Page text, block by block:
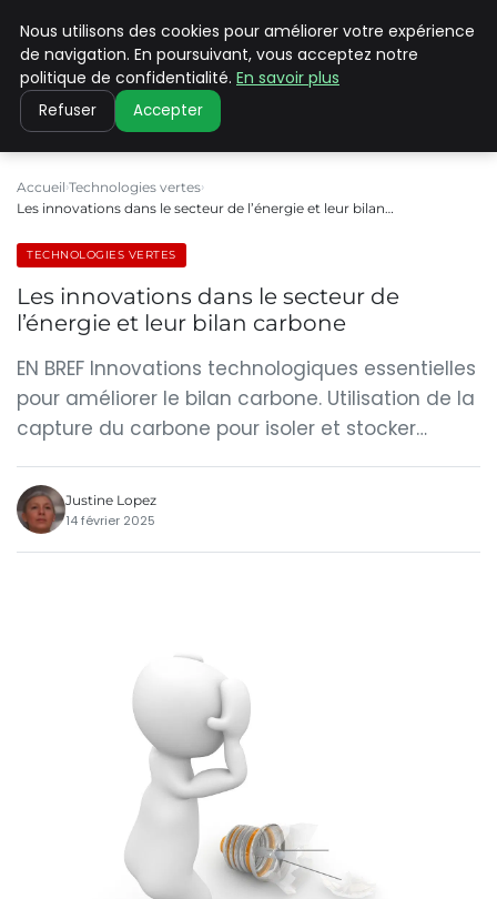
CLIMATE C ADVANCED
Accueil Technologies vertes
Les innovations dans le secteur de l’énergie et leur bilan…
TECHNOLOGIES VERTES
Les innovations dans le secteur de
l’énergie et leur bilan carbone
EN BREF Innovations technologiques essentielles
pour améliorer le bilan carbone. Utilisation de la
capture du carbone pour isoler et stocker…
Justine Lopez
14 février 2025
Nous utilisons des cookies pour améliorer votre expérience
de navigation. En poursuivant, vous acceptez notre
politique de confidentialité. En savoir plus
Refuser Accepter